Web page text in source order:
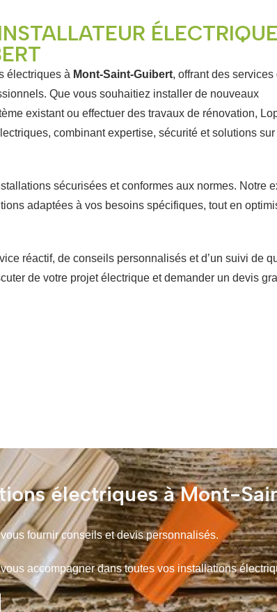
électriques à Mont-Saint-Guibert, offrant des services
Que vous souhaitiez installer de nouveaux
existant ou effectuer des travaux de rénovation,
combinant expertise, sécurité et solutions
sécurisées et conformes aux normes. Notre
adaptées à vos besoins spécifiques, tout en
réactif, de conseils personnalisés et d’un suivi de
de votre projet électrique et demander un devis
électriques à Mont-
fournir conseils et devis personnalisés.
accompagner dans toutes vos installations